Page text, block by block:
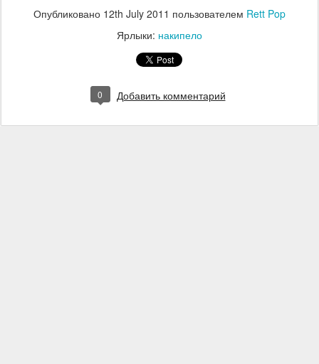
Опубликовано 12th July 2011 пользователем Rett Pop
Ярлыки: накипело
0 Добавить комментарий